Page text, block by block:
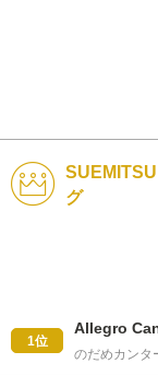
グ
1位
Allegro
のだめカンタ